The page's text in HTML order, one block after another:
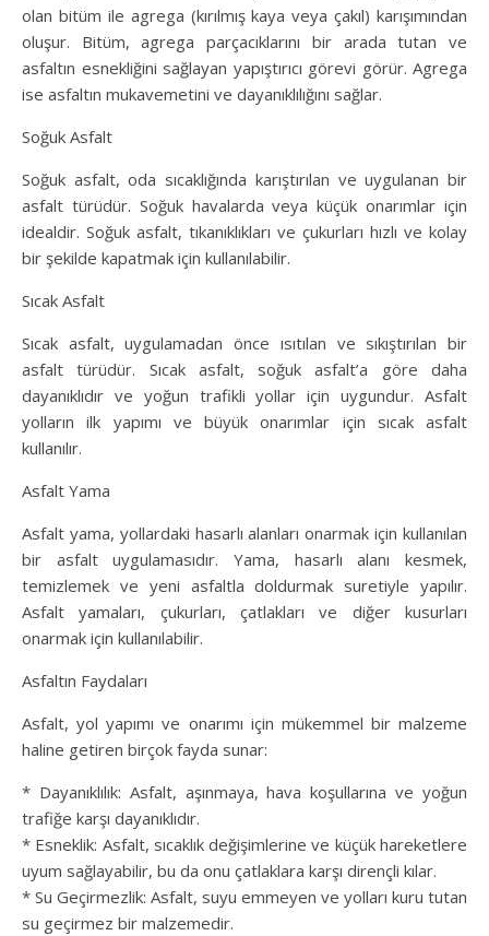
olan bitüm ile agrega (kırılmış kaya veya çakıl) karışımından
oluşur. Bitüm, agrega parçacıklarını bir arada tutan ve
asfaltın esnekliğini sağlayan yapıştırıcı görevi görür. Agrega
ise asfaltın mukavemetini ve dayanıklılığını sağlar.
Soğuk Asfalt
Soğuk asfalt, oda sıcaklığında karıştırılan ve uygulanan bir
asfalt türüdür. Soğuk havalarda veya küçük onarımlar için
idealdir. Soğuk asfalt, tıkanıklıkları ve çukurları hızlı ve kolay
bir şekilde kapatmak için kullanılabilir.
Sıcak Asfalt
Sıcak asfalt, uygulamadan önce ısıtılan ve sıkıştırılan bir
asfalt türüdür. Sıcak asfalt, soğuk asfalt’a göre daha
dayanıklıdır ve yoğun trafikli yollar için uygundur. Asfalt
yolların ilk yapımı ve büyük onarımlar için sıcak asfalt
kullanılır.
Asfalt Yama
Asfalt yama, yollardaki hasarlı alanları onarmak için kullanılan
bir asfalt uygulamasıdır. Yama, hasarlı alanı kesmek,
temizlemek ve yeni asfaltla doldurmak suretiyle yapılır.
Asfalt yamaları, çukurları, çatlakları ve diğer kusurları
onarmak için kullanılabilir.
Asfaltın Faydaları
Asfalt, yol yapımı ve onarımı için mükemmel bir malzeme
haline getiren birçok fayda sunar:
* Dayanıklılık: Asfalt, aşınmaya, hava koşullarına ve yoğun
trafiğe karşı dayanıklıdır.
* Esneklik: Asfalt, sıcaklık değişimlerine ve küçük hareketlere
uyum sağlayabilir, bu da onu çatlaklara karşı dirençli kılar.
* Su Geçirmezlik: Asfalt, suyu emmeyen ve yolları kuru tutan
su geçirmez bir malzemedir.